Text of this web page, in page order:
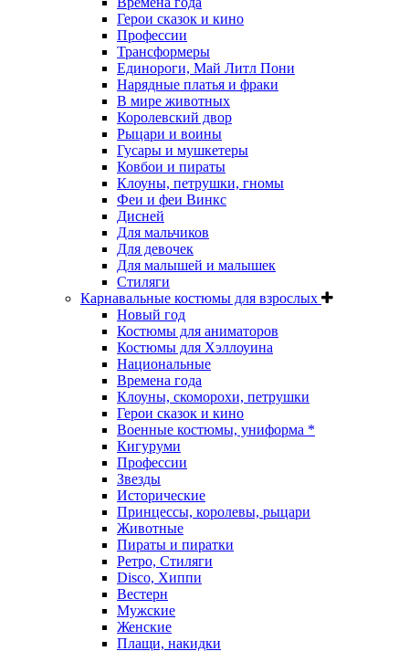
Герои сказок и кино
Профессии
Трансформеры
Единороги, Май Литл Пони
Нарядные платья и фраки
В мире животных
Королевский двор
Рыцари и воины
Гусары и мушкетеры
Ковбои и пираты
Клоуны, петрушки, гномы
Феи и феи Винкс
Дисней
Для мальчиков
Для девочек
Для малышей и малышек
Стиляги
Карнавальные костюмы для взрослых
Новый год
Костюмы для аниматоров
Костюмы для Хэллоуина
Национальные
Времена года
Клоуны, скоморохи, петрушки
Герои сказок и кино
Военные костюмы, униформа *
Кигуруми
Профессии
Звезды
Исторические
Принцессы, королевы, рыцари
Животные
Пираты и пиратки
Ретро, Стиляги
Disco, Хиппи
Вестерн
Мужские
Женские
Плащи, накидки